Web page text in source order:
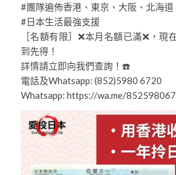
#團隊遍佈香港、東京、大阪、北海道
#日本生活最強支援
［名額有限］❌本月名額已滿❌，現
到先得！
詳情請立即向我們查詢！☎️
電話及Whatsapp: (852)5980 6720
Whatsapp: https://wa.me/